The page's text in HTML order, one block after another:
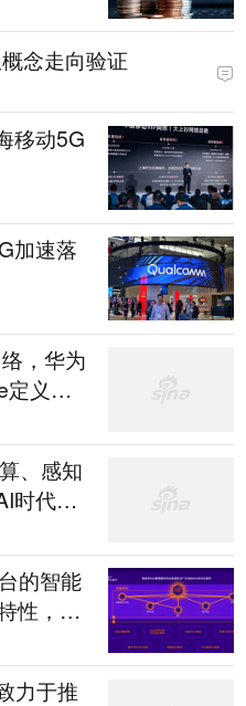
念走向验证
移动5G
加速落
，华为
定义室
、感知
代的6
的智能
性，在
加速创
力于推